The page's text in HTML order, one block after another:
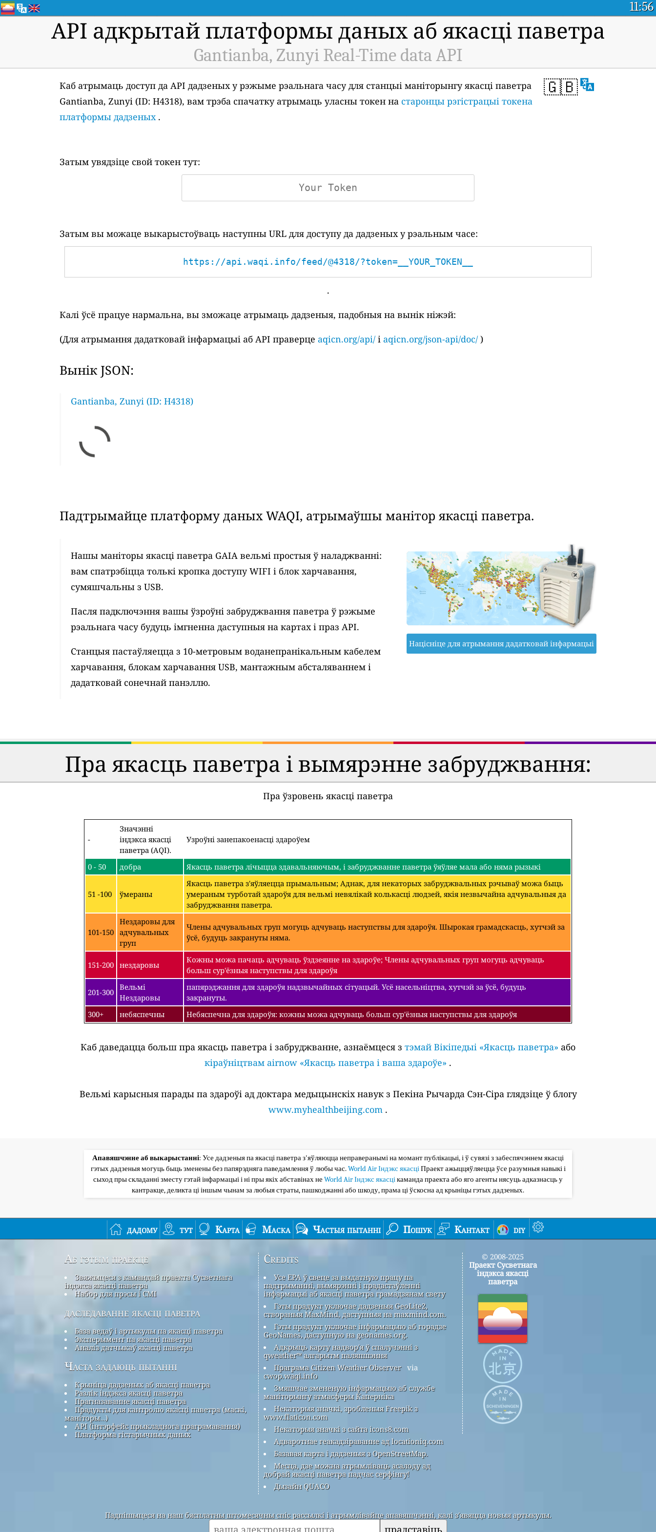
11:56
API адкрытай платформы даных аб якасці паветра
Gantianba, Zunyi Real-Time data API
🇬🇧
Каб атрымаць доступ да API дадзеных у рэжыме рэальнага часу для станцыі маніторынгу якасці паветра
Gantianba, Zunyi (ID: H4318), вам трэба спачатку атрымаць уласны токен на старонцы рэгістрацыі токена
платформы дадзеных.
Затым увядзіце свой токен тут:
Затым вы можаце выкарыстоўваць наступны URL для доступу да дадзеных у рэальным часе:
https://api.waqi.info/feed/@4318/?token=__YOUR_TOKEN__
.
Калі ўсё працуе нармальна, вы зможаце атрымаць дадзеныя, падобныя на вынік ніжэй:
(Для атрымання дадатковай інфармацыі аб API праверце aqicn.org/api/ і aqicn.org/json-api/doc/ )
Вынік JSON:
Gantianba, Zunyi (ID: H4318)
Падтрымайце платформу даных WAQI, атрымаўшы манітор якасці паветра.
Нашы маніторы якасці паветра GAIA вельмі простыя ў наладжванні:
вам спатрэбіцца толькі кропка доступу WIFI і блок харчавання,
сумяшчальны з USB.
Пасля падключэння вашы ўзроўні забруджвання паветра ў рэжыме
рэальнага часу будуць імгненна даступныя на картах і праз API.
Станцыя пастаўляецца з 10-метровым воданепранікальным кабелем
харчавання, блокам харчавання USB, мантажным абсталяваннем і
дадатковай сонечнай панэллю.
Націсніце для атрымання дадатковай інфармацыі
Пра якасць паветра і вымярэнне забруджвання:
Пра ўзровень якасці паветра
-
Значэнні
індэкса якасці
паветра (AQI).
Узроўні занепакоенасці здароўем
0 - 50 добра Якасць паветра лічыцца здавальняючым, і забруджванне паветра ўяўляе мала або няма рызыкі
51 -100 ўмераны
Якасць паветра з'яўляецца прымальным; Аднак, для некаторых забруджвальных рэчываў можа быць
умераным турботай здароўя для вельмі невялікай колькасці людзей, якія незвычайна адчувальныя да
забруджвання паветра.
101-150
Нездаровы для
адчувальных
груп
Члены адчувальных груп могуць адчуваць наступствы для здароўя. Шырокая грамадскасць, хутчэй за
ўсё, будуць закрануты няма.
151-200 нездаровы
Кожны можа пачаць адчуваць ўздзеянне на здароўе; Члены адчувальных груп могуць адчуваць
больш сур'ёзныя наступствы для здароўя
201-300
Вельмі
Нездаровы
папярэджання для здароўя надзвычайных сітуацый. Усё насельніцтва, хутчэй за ўсё, будуць
закрануты.
300+
небяспечны Небяспечна для здароўя: кожны можа адчуваць больш сур'ёзныя наступствы для здароўя
Каб даведацца больш пра якасць паветра і забруджванне, азнаёмцеся з тэмай Вікіпедыі «Якасць паветра» або
кіраўніцтвам airnow «Якасць паветра і ваша здароўе» .
Вельмі карысныя парады па здароўі ад доктара медыцынскіх навук з Пекіна Рычарда Сэн-Сіра глядзіце ў блогу
www.myhealthbeijing.com .
Апавяшчэнне аб выкарыстанні: Усе дадзеныя па якасці паветра з'яўляюцца неправеранымі на момант публікацыі, і ў сувязі з забеспячэннем якасці
гэтых дадзеныя могуць быць зменены без папярэдняга паведамлення ў любы час.World Air Індэкс якасціПраект ажыццяўляецца ўсе разумныя навыкі і
сыход пры складанні зместу гэтай інфармацыі і ні пры якіх абставінах не World Air Індэкс якасцікаманда праекта або яго агенты нясуць адказнасць у
кантракце, деликта ці іншым чынам за любыя страты, пашкоджанні або шкоду, прама ці ўскосна ад крыніцы гэтых дадзеных.
дадому тут Карта Маска Частыя пытанні Пошук Кантакт diy
Аб гэтым праекце
Звяжыцеся з камандай праекта Сусветнага
індэкса якасці паветра
Набор для прэсы і СМІ
даследаванне якасці паветра
База ведаў і артыкулы па якасці паветра
Эксперымент па якасці паветра
Аналіз датчыкаў якасці паветра
Часта задаюць пытанні
Крыніца дадзеных аб якасці паветра
Разлік індэкса якасці паветра
Прагназаванне якасці паветра
Прадукты для кантролю якасці паветра (маскі,
маніторы…)
API (інтэрфейс прыкладнога праграмавання)
Платформа гістарычных даных
Credits
Усе EPA ў свеце за выдатную працу па
падтрыманні, вымярэнні і прадастаўленні
інфармацыі аб якасці паветра грамадзянам свету
Гэты прадукт уключае дадзеныя GeoLite2,
створаныя MaxMind, даступныя на maxmind.com.
Гэты прадукт уключае інфармацыю аб горадзе
GeoNames, даступную на geonames.org.
Адкрыць карту надвор'я ў спалучэнні з
qweather™ алгарытм паляпшэння
Праграма Citizen Weather Observer via
cwop.waqi.info
Змяшчае змененую інфармацыю аб службе
маніторынгу атмасферы Каперніка
Некаторыя значкі, зробленыя Freepik з
www.flaticon.com
Некаторыя значкі з сайта icons8.com
Адваротнае геакадзіраванне ад locationiq.com
Базавая карта і дадзеныя з OpenStreetMap.
Месца, дзе можна атрымліваць асалоду ад
добрай якасці паветра падчас серфінгу!
Дызайн QUACO
© 2008-2025
Праект Сусветнага
індэкса якасці
паветра
Падпішыцеся на наш бясплатны штомесячны спіс рассылкі і атрымлівайце апавяшчэнні, калі з'явяцца новыя артыкулы.
прадставіць